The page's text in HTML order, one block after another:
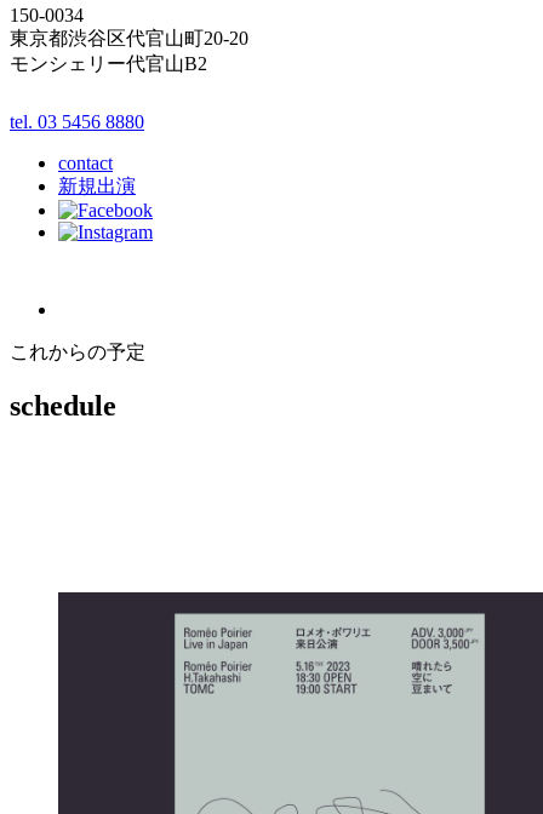
150-0034
東京都渋谷区代官山町20-20
モンシェリー代官山B2
tel. 03 5456 8880
contact
新規出演
これからの予定
schedule